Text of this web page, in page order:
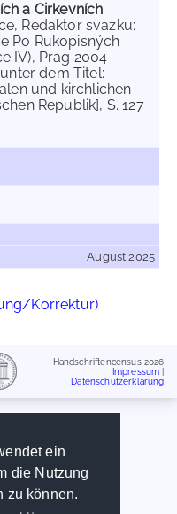
ein
die Nutzung
zu können.
a Cirkevních
Redaktor svazku:
Po Rukopisných
IV), Prag 2004
dem Titel:
und kirchlichen
Republik], S. 127
August 2025
Korrektur)
Handschriftencensus 2026
Impressum
Datenschutzerklärung